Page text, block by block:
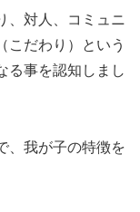
、対人、コミュニ
こだわり）という
る事を認知しまし
、我が子の特徴を